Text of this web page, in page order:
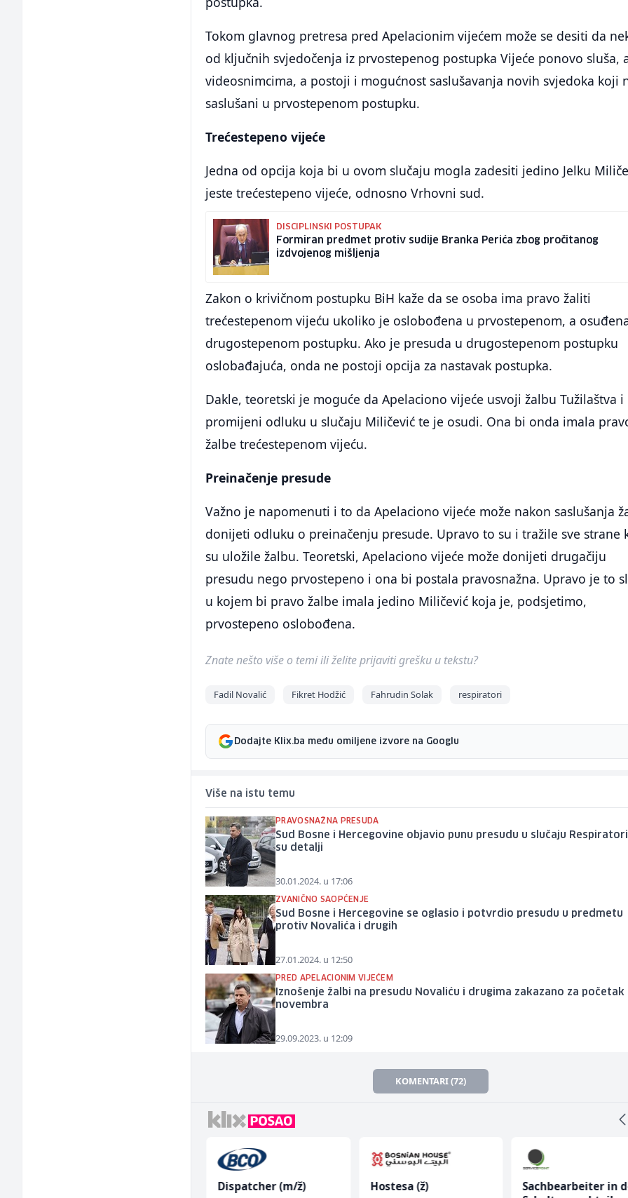
Tokom glavnog pretresa pred Apelacionim vijećem može se desiti da
od ključnih svjedočenja iz prvostepenog postupka Vijeće ponovo sluša,
videosnimcima, a postoji i mogućnost saslušavanja novih svjedoka koji
saslušani u prvostepenom postupku.
Trećestepeno vijeće
Jedna od opcija koja bi u ovom slučaju mogla zadesiti jedino Jelku
jeste trećestepeno vijeće, odnosno Vrhovni sud.
DISCIPLINSKI POSTUPAK
Formiran predmet protiv sudije Branka Perića zbog pročitanog
izdvojenog mišljenja
Zakon o krivičnom postupku BiH kaže da se osoba ima pravo žaliti
trećestepenom vijeću ukoliko je oslobođena u prvostepenom, a
drugostepenom postupku. Ako je presuda u drugostepenom postupku
oslobađajuća, onda ne postoji opcija za nastavak postupka.
Dakle, teoretski je moguće da Apelaciono vijeće usvoji žalbu Tužilaštva i
promijeni odluku u slučaju Miličević te je osudi. Ona bi onda imala
žalbe trećestepenom vijeću.
Preinačenje presude
Važno je napomenuti i to da Apelaciono vijeće može nakon saslušanja
donijeti odluku o preinačenju presude. Upravo to su i tražile sve strane
su uložile žalbu. Teoretski, Apelaciono vijeće može donijeti drugačiju
presudu nego prvostepeno i ona bi postala pravosnažna. Upravo je to
u kojem bi pravo žalbe imala jedino Miličević koja je, podsjetimo,
prvostepeno oslobođena.
Znate nešto više o temi ili želite prijaviti grešku u tekstu?
Fadil Novalić Fikret Hodžić Fahrudin Solak respiratori
Dodajte Klix.ba među omiljene izvore na Googlu
Više na istu temu
PRAVOSNAŽNA PRESUDA
Sud Bosne i Hercegovine objavio punu presudu u slučaju
su detalji
30.01.2024. u 17:06
ZVANIČNO SAOPĆENJE
Sud Bosne i Hercegovine se oglasio i potvrdio presudu u predmetu
protiv Novalića i drugih
27.01.2024. u 12:50
PRED APELACIONIM VIJEĆEM
Iznošenje žalbi na presudu Novaliću i drugima zakazano za početak
novembra
29.09.2023. u 12:09
KOMENTARI (72)
Dispatcher (m/ž) Hostesa (ž)
Sachbearbeiter in